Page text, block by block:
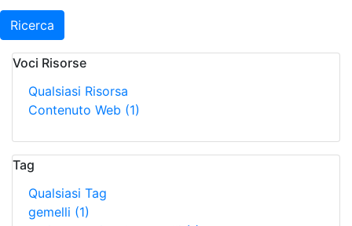
Ricerca
Voci Risorse
Qualsiasi Risorsa
Contenuto Web (1)
Tag
Qualsiasi Tag
gemelli (1)